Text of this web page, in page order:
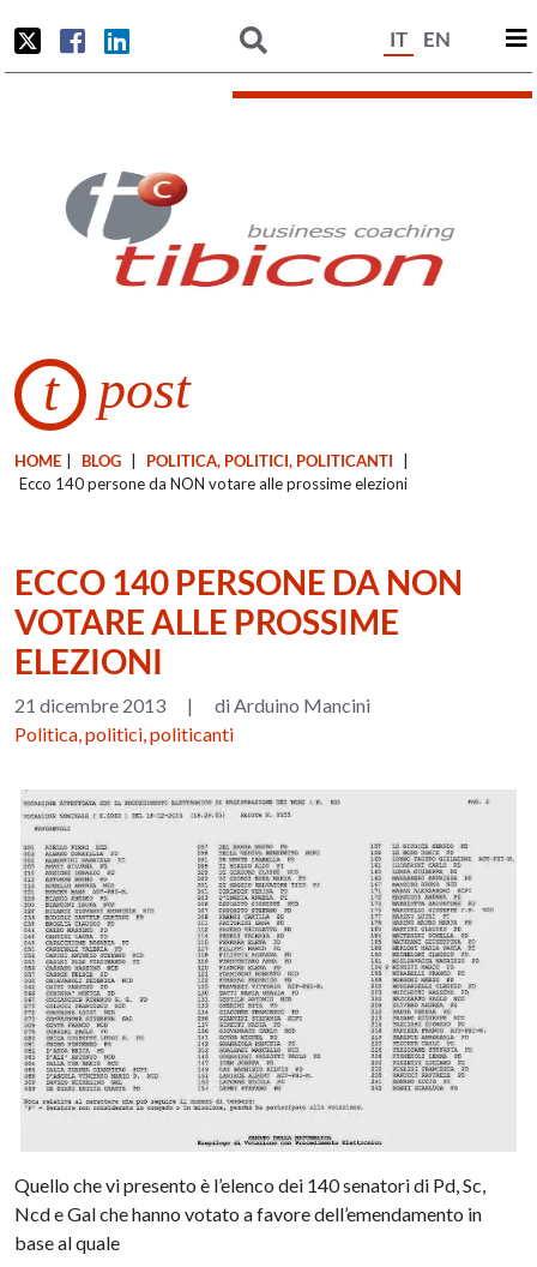
IT EN
t post
HOME BLOG POLITICA, POLITICI, POLITICANTI
Ecco 140 persone da NON votare alle prossime elezioni
ECCO 140 PERSONE DA NON
VOTARE ALLE PROSSIME
ELEZIONI
21 dicembre 2013 |
di Arduino Mancini
Politica, politici, politicanti
Quello che vi presento è l’elenco dei 140 senatori di Pd, Sc,
Ncd e Gal che hanno votato a favore dell’emendamento in
base al quale